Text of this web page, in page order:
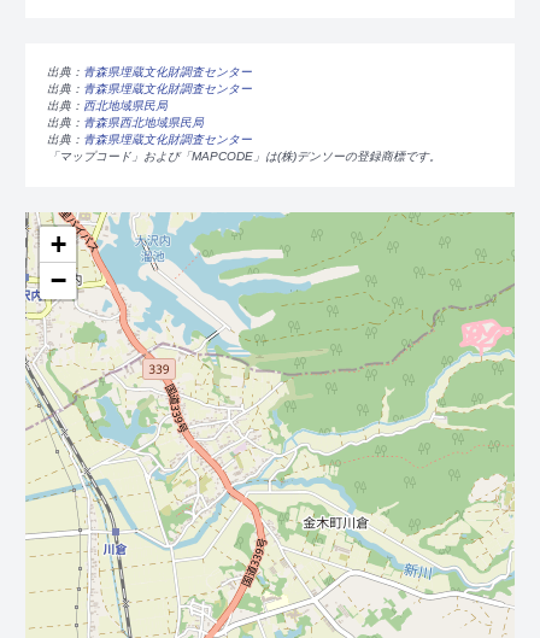
出典： 青森県埋蔵文化財調査センター
出典： 青森県埋蔵文化財調査センター
出典： 西北地域県民局
出典： 青森県西北地域県民局
出典： 青森県埋蔵文化財調査センター
「マップコード」および「MAPCODE」は(株)デンソーの登録商標です。
+
−